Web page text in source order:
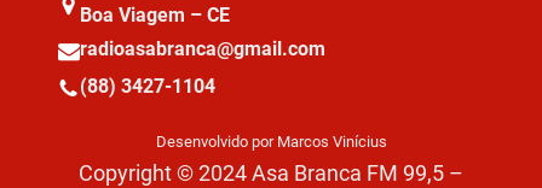
Boa Viagem – CE
radioasabranca@gmail.com
(88) 3427-1104
Desenvolvido por Marcos Vinícius
Copyright © 2024 Asa Branca FM 99,5 –